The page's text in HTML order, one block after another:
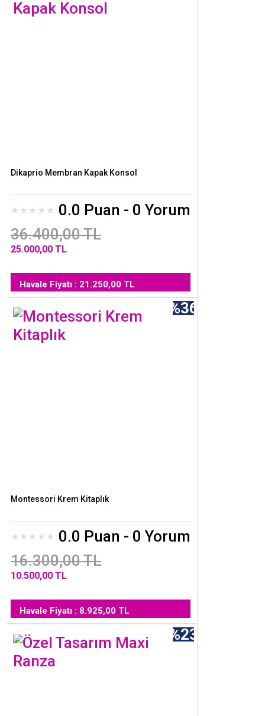
Dikaprio Membran Kapak Konsol
0.0 Puan - 0 Yorum
36.400,00 TL
25.000,00 TL
Havale Fiyatı : 21.250,00 TL
%36
Montessori Krem Kitaplık
0.0 Puan - 0 Yorum
16.300,00 TL
10.500,00 TL
Havale Fiyatı : 8.925,00 TL
%23